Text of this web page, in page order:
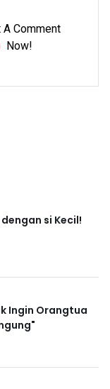
Comment
Now!
si Kecil!
Ingin Orangtua